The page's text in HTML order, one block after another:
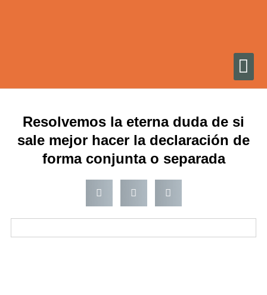
Resolvemos la eterna duda de si
sale mejor hacer la declaración de
forma conjunta o separada